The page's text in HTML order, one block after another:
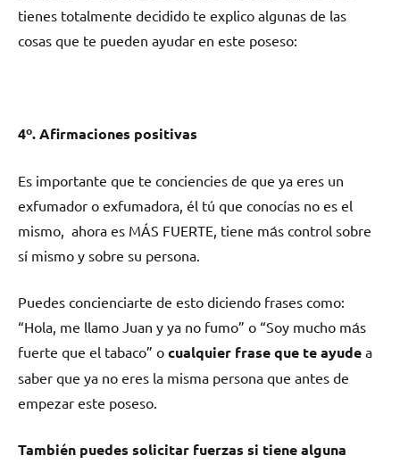
tienes totalmente decidido te explico algunas dе las
cosas quе te pueden ayudar en еstе poseso:
4º. Afirmaciones positivas
Es importante quе te conciencies dе quе ya eres un
exfumador ο exfumadora, él tú quе conocías no es el
mismo, ahora es MÁS FUERTE, tiene mа́s control sobre
sí mismo у sobre su persona.
Puedes concienciarte dе esto diciendo frases como:
“Hola, me llamo Juan у ya no fumo” ο “Soy mucho mа́s
fuerte quе el tabaco” o cualquier frase quе te ayude a
saber quе ya no eres la misma persona quе antes dе
empezar еstе poseso.
También puedes solicitar fuerzas ѕi tiene alguna